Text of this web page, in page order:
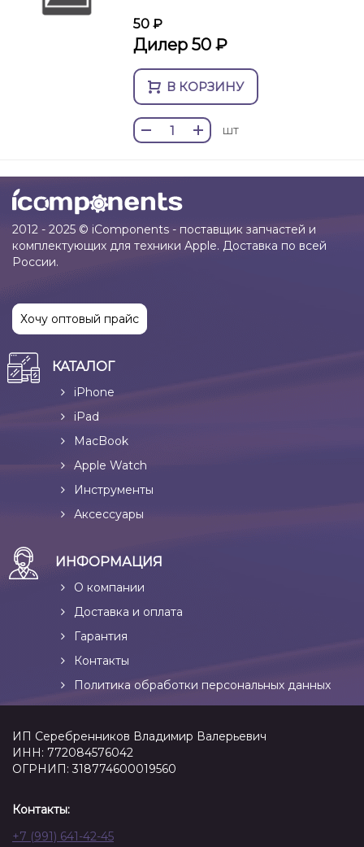
50 ₽
Дилер 50 ₽
В КОРЗИНУ
шт
2012 - 2025 © iComponents - поставщик запчастей и
комплектующих для техники Apple. Доставка по всей
России.
Хочу оптовый прайс
КАТАЛОГ
iPhone
iPad
MacBook
Apple Watch
Инструменты
Аксессуары
ИНФОРМАЦИЯ
О компании
Доставка и оплата
Гарантия
Контакты
Политика обработки персональных данных
ИП Серебренников Владимир Валерьевич
ИНН: 772084576042
ОГРНИП: 318774600019560
Контакты:
+7 (991) 641-42-45